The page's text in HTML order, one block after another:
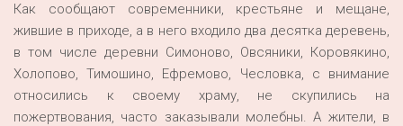
Как сообщают современники, крестьяне и мещане,
жившие в приходе, а в него входило два десятка деревень,
в том числе деревни Симоново, Овсяники, Коровякино,
Холопово, Тимошино, Ефремово, Чесловка, с внимание
относились к своему храму, не скупились на
пожертвования, часто заказывали молебны. А жители, в